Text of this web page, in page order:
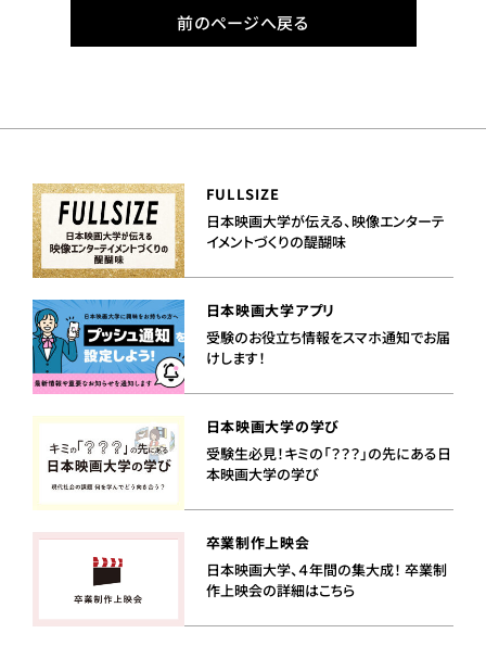
前のページへ戻る
FULLSIZE
日本映画大学が伝える、映像エンターテ
イメントづくりの醍醐味
日本映画大学アプリ
受験のお役立ち情報をスマホ通知でお届
けします！
日本映画大学の学び
受験生必見！キミの「？？？」の先にある日
本映画大学の学び
卒業制作上映会
日本映画大学、４年間の集大成！ 卒業制
作上映会の詳細はこちら